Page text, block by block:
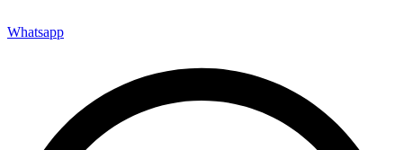
Whatsapp